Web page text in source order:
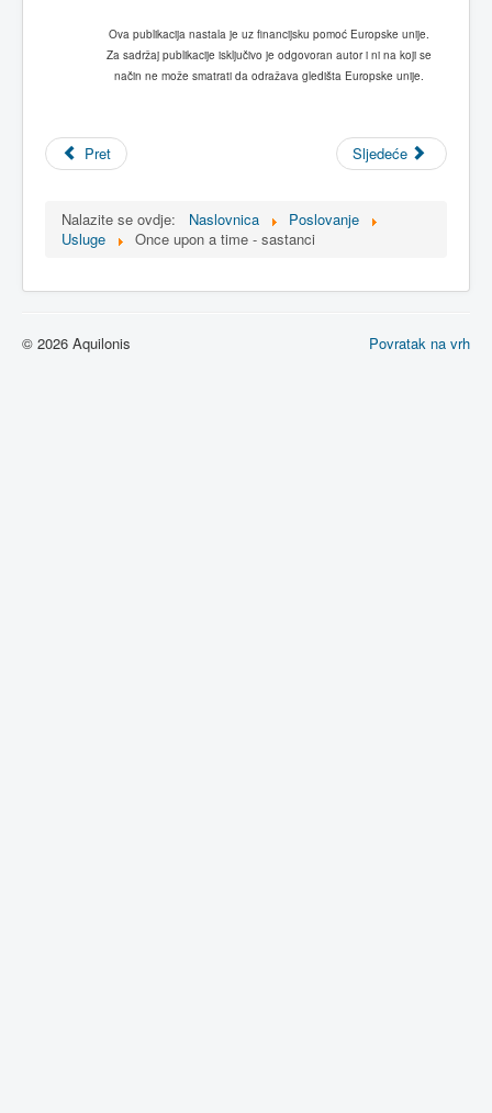
Ova publikacija nastalaje uz financijsku pomoć Europske unije.
Za sadržaj publikacije isključivo je odgovoran autori ni na kojise
način ne može smatrati da odražava gledišta Europske unije.
Pret Sljedeće
Nalazite se ovdje: Naslovnica
Poslovanje
Usluge
Once upon a time - sastanci
Povratak na vrh
© 2026 Aquilonis